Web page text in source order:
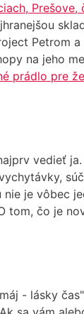
Prešove,
Petrom
na jeho
prádlo pre
vedieť
je vôbec
tom, čo je
- lásky